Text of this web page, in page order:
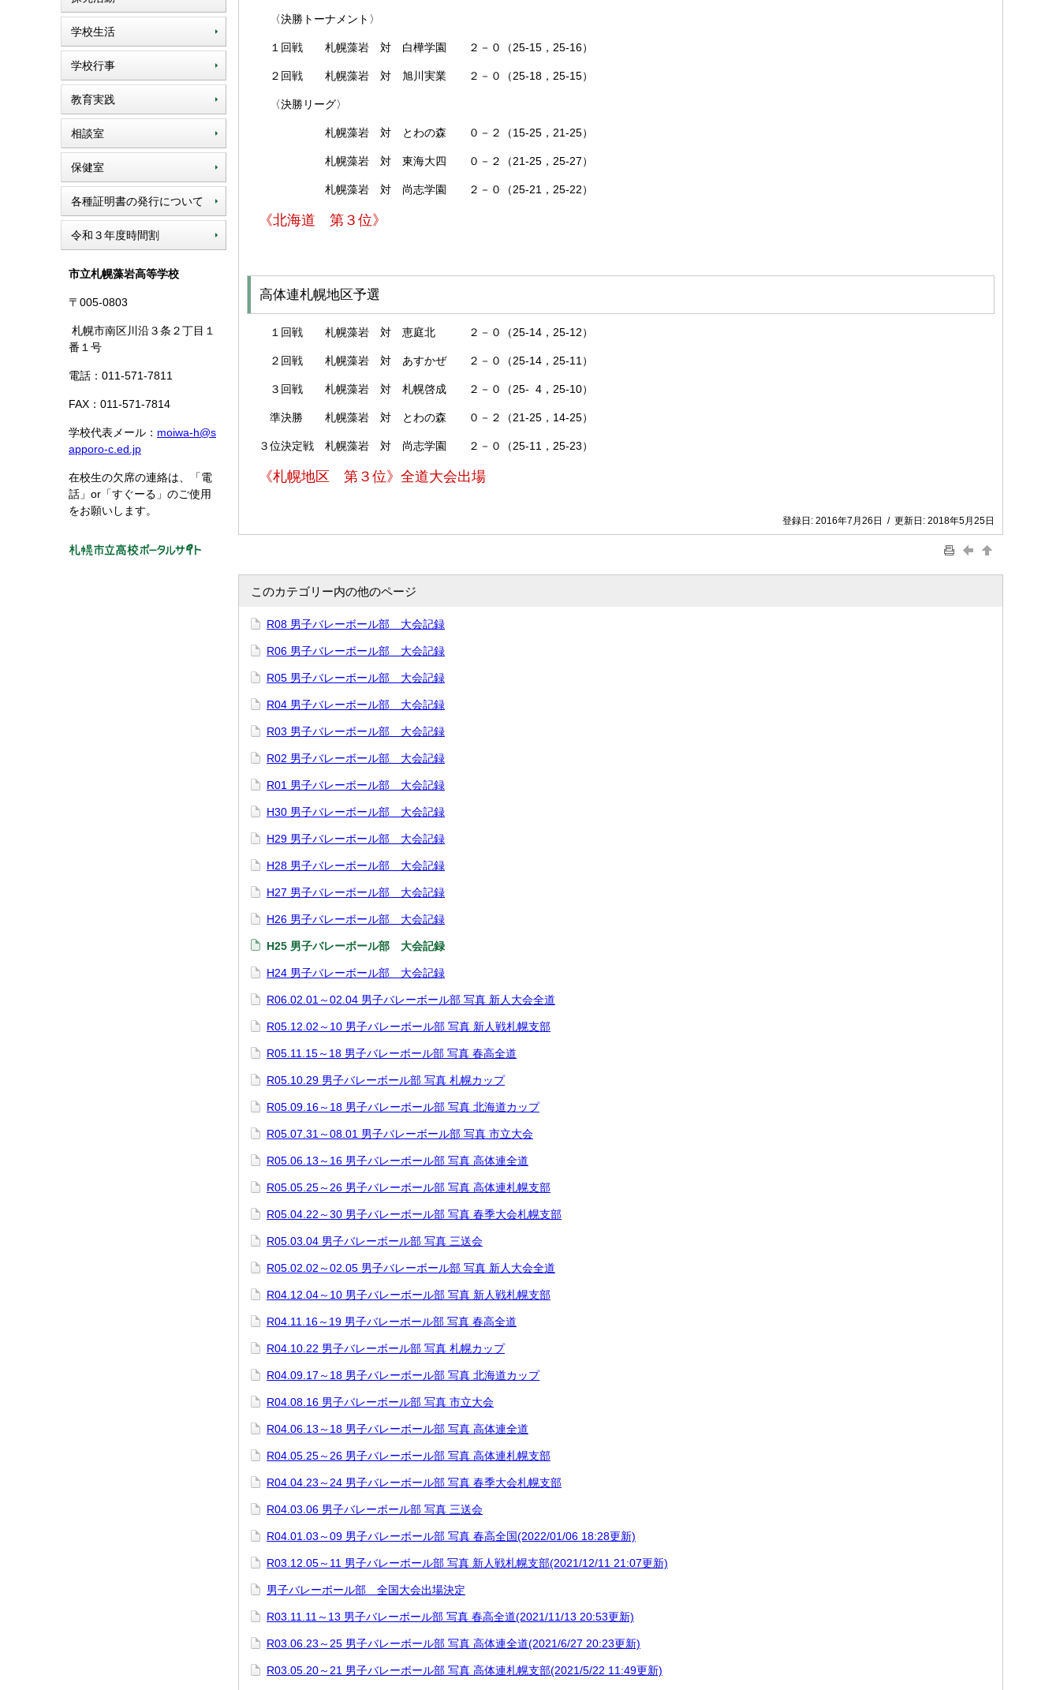
学校生活
学校行事
教育実践
相談室
保健室
各種証明書の発行について
令和３年度時間割
市立札幌藻岩高等学校
〒005-0803
札幌市南区川沿３条２丁目１
番１号
電話：011-571-7811
FAX：011-571-7814
学校代表メール： moiwa-h@s
apporo-c.ed.jp
在校生の欠席の連絡は、「電
話」or「すぐーる」のご使用
をお願いします。
〈決勝トーナメント〉
１回戦 札幌藻岩 対 白樺学園 ２－０（25-15，25-16）
２回戦 札幌藻岩 対 旭川実業 ２－０（25-18，25-15）
〈決勝リーグ〉
札幌藻岩 対 とわの森 ０－２（15-25，21-25）
札幌藻岩 対 東海大四 ０－２（21-25，25-27）
札幌藻岩 対 尚志学園 ２－０（25-21，25-22）
《北海道 第３位》
高体連札幌地区予選
１回戦 札幌藻岩 対 恵庭北 ２－０（25-14，25-12）
２回戦 札幌藻岩 対 あすかぜ ２－０（25-14，25-11）
３回戦 札幌藻岩 対 札幌啓成 ２－０（25- 4，25-10）
準決勝 札幌藻岩 対 とわの森 ０－２（21-25，14-25）
３位決定戦 札幌藻岩 対 尚志学園 ２－０（25-11，25-23）
《札幌地区 第３位》全道大会出場
登録日: 2016年7月26日 / 更新日: 2018年5月25日
このカテゴリー内の他のページ
R08 男子バレーボール部 大会記録
R06 男子バレーボール部 大会記録
R05 男子バレーボール部 大会記録
R04 男子バレーボール部 大会記録
R03 男子バレーボール部 大会記録
R02 男子バレーボール部 大会記録
R01 男子バレーボール部 大会記録
H30 男子バレーボール部 大会記録
H29 男子バレーボール部 大会記録
H28 男子バレーボール部 大会記録
H27 男子バレーボール部 大会記録
H26 男子バレーボール部 大会記録
H25 男子バレーボール部 大会記録
H24 男子バレーボール部 大会記録
R06.02.01～02.04 男子バレーボール部 写真 新人大会全道
R05.12.02～10 男子バレーボール部 写真 新人戦札幌支部
R05.11.15～18 男子バレーボール部 写真 春高全道
R05.10.29 男子バレーボール部 写真 札幌カップ
R05.09.16～18 男子バレーボール部 写真 北海道カップ
R05.07.31～08.01 男子バレーボール部 写真 市立大会
R05.06.13～16 男子バレーボール部 写真 高体連全道
R05.05.25～26 男子バレーボール部 写真 高体連札幌支部
R05.04.22～30 男子バレーボール部 写真 春季大会札幌支部
R05.03.04 男子バレーボール部 写真 三送会
R05.02.02～02.05 男子バレーボール部 写真 新人大会全道
R04.12.04～10 男子バレーボール部 写真 新人戦札幌支部
R04.11.16～19 男子バレーボール部 写真 春高全道
R04.10.22 男子バレーボール部 写真 札幌カップ
R04.09.17～18 男子バレーボール部 写真 北海道カップ
R04.08.16 男子バレーボール部 写真 市立大会
R04.06.13～18 男子バレーボール部 写真 高体連全道
R04.05.25～26 男子バレーボール部 写真 高体連札幌支部
R04.04.23～24 男子バレーボール部 写真 春季大会札幌支部
R04.03.06 男子バレーボール部 写真 三送会
R04.01.03～09 男子バレーボール部 写真 春高全国(2022/01/06 18:28更新)
R03.12.05～11 男子バレーボール部 写真 新人戦札幌支部(2021/12/11 21:07更新)
男子バレーボール部 全国大会出場決定
R03.11.11～13 男子バレーボール部 写真 春高全道(2021/11/13 20:53更新)
R03.06.23～25 男子バレーボール部 写真 高体連全道(2021/6/27 20:23更新)
R03.05.20～21 男子バレーボール部 写真 高体連札幌支部(2021/5/22 11:49更新)